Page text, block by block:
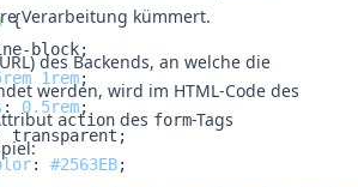
{
block;
1rem;
: 0.5rem;
transparent;
: #2563EB;
Verarbeitung kümmert.
des Backends, an welche die
werden, wird im HTML-Code des
action des form-Tags